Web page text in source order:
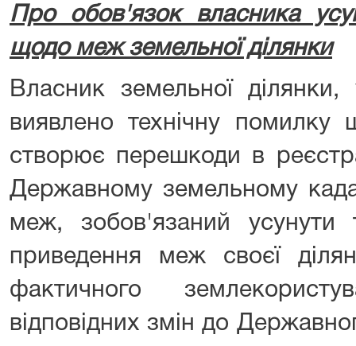
Про обов'язок власника
щодо меж земельної ділянки
Власник земельної
виявлено технічну
створює перешкоди в
Державному земельному
меж, зобов'язаний
приведення меж своєї
фактичного
відповідних змін до